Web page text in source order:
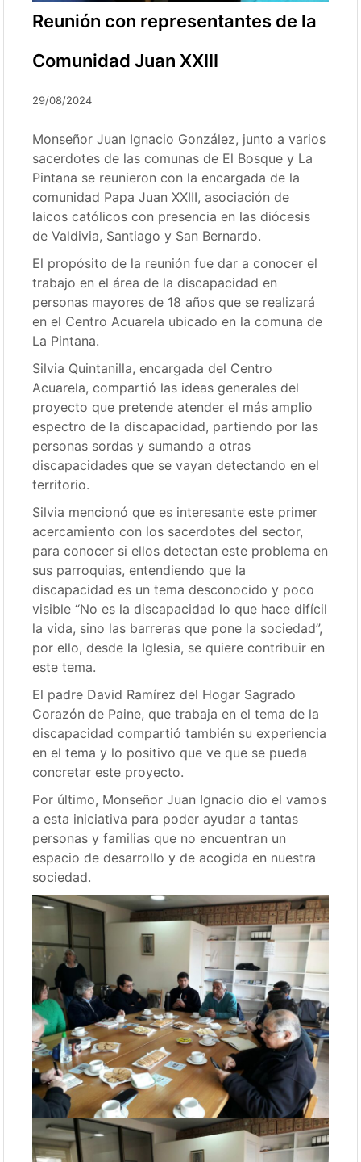
Reunión con representantes de la
Comunidad Juan XXIII
29/08/2024
Monseñor Juan Ignacio González, junto a varios
sacerdotes de las comunas de El Bosque y La
Pintana se reunieron con la encargada de la
comunidad Papa Juan XXIII, asociación de
laicos católicos con presencia en las diócesis
de Valdivia, Santiago y San Bernardo.
El propósito de la reunión fue dar a conocer el
trabajo en el área de la discapacidad en
personas mayores de 18 años que se realizará
en el Centro Acuarela ubicado en la comuna de
La Pintana.
Silvia Quintanilla, encargada del Centro
Acuarela, compartió las ideas generales del
proyecto que pretende atender el más amplio
espectro de la discapacidad, partiendo por las
personas sordas y sumando a otras
discapacidades que se vayan detectando en el
territorio.
Silvia mencionó que es interesante este primer
acercamiento con los sacerdotes del sector,
para conocer si ellos detectan este problema en
sus parroquias, entendiendo que la
discapacidad es un tema desconocido y poco
visible “No es la discapacidad lo que hace difícil
la vida, sino las barreras que pone la sociedad”,
por ello, desde la Iglesia, se quiere contribuir en
este tema.
El padre David Ramírez del Hogar Sagrado
Corazón de Paine, que trabaja en el tema de la
discapacidad compartió también su experiencia
en el tema y lo positivo que ve que se pueda
concretar este proyecto.
Por último, Monseñor Juan Ignacio dio el vamos
a esta iniciativa para poder ayudar a tantas
personas y familias que no encuentran un
espacio de desarrollo y de acogida en nuestra
sociedad.